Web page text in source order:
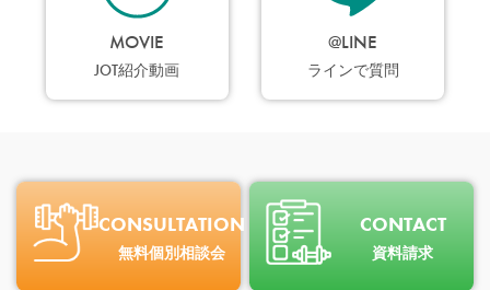
MOVIE
JOT紹介動画
@LINE
ラインで質問
CONSULTATION
無料個別相談会
CONTACT
資料請求